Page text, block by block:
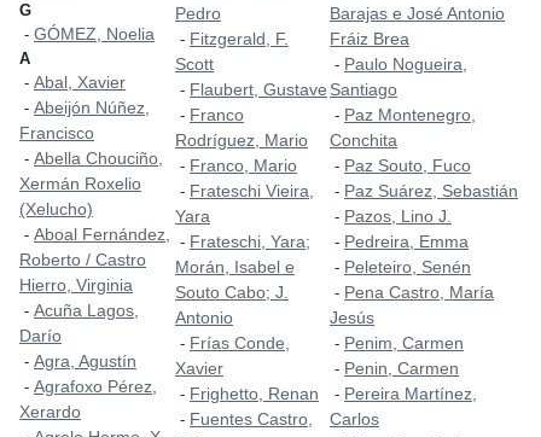
G
- GÓMEZ, Noelia
A
- Abal, Xavier
- Abeijón Núñez,
Francisco
- Abella Chouciño,
Xermán Roxelio
(Xelucho)
- Aboal Fernández,
Roberto / Castro
Hierro, Virginia
- Acuña Lagos,
Darío
- Agra, Agustín
- Agrafoxo Pérez,
Xerardo
Pedro
- Fitzgerald, F.
Scott
- Flaubert, Gustave
- Franco
Rodríguez, Mario
- Franco, Mario
- Frateschi Vieira,
Yara
- Frateschi, Yara;
Morán, Isabel e
Souto Cabo; J.
Antonio
- Frías Conde,
Xavier
- Frighetto, Renan
- Fuentes Castro,
Barajas e José Antonio
Fráiz Brea
- Paulo Nogueira,
Santiago
- Paz Montenegro,
Conchita
- Paz Souto, Fuco
- Paz Suárez, Sebastián
- Pazos, Lino J.
- Pedreira, Emma
- Peleteiro, Senén
- Pena Castro, María
Jesús
- Penim, Carmen
- Penin, Carmen
- Pereira Martínez,
Carlos